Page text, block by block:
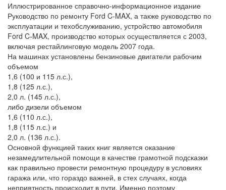
Иллюстрированное справочно-информационное издание
Руководство по ремонту Ford C-MAX, а также руководство по
эксплуатации и техобслуживанию, устройство автомобиля
Ford C-MAX, производство которых осуществляется с 2003,
включая рестайлинговую модель 2007 года.
На машинах установлены бензиновые двигатели рабочим
объемом
1,6 (100 и 115 л.с.),
1,8 (125 л.с.),
2,0 л. (145 л.с.),
либо дизели объемом
1,6 (110 л.с.),
1,8 (115 л.с.) и
2,0 л. (136 л.с.).
Основной функцией таких книг является оказание
незамедлительной помощи в качестве грамотной подсказки
как правильно провести ремонтную процедуру в условиях
гаража или, что гораздо важней, в стех случаях, когда
неприятность происходит в пути. Именно поэтому